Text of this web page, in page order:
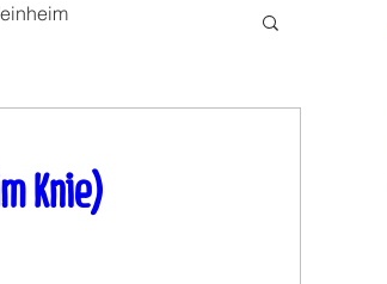
Knie)